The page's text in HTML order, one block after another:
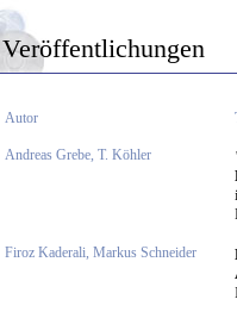
Veröffentlichungen
Autor
Andreas Grebe, T. Köhler
Firoz Kaderali, Markus Schneider